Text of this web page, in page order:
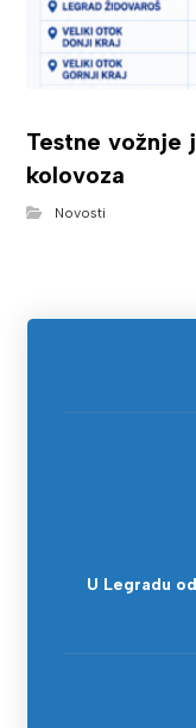
Testne vožnje
kolovoza
Novosti
U Legradu